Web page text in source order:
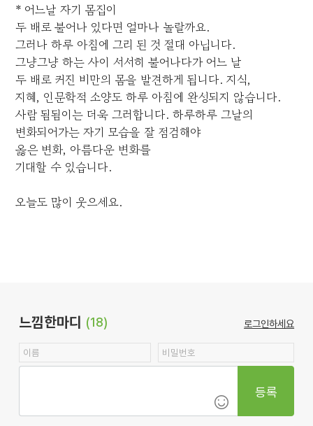
* 어느날 자기 몸집이
두 배로 불어나 있다면 얼마나 놀랄까요.
그러나 하루 아침에 그리 된 것 절대 아닙니다.
그냥그냥 하는 사이 서서히 불어나다가 어느 날
두 배로 커진 비만의 몸을 발견하게 됩니다. 지식,
지혜, 인문학적 소양도 하루 아침에 완성되지 않습니다.
사람 됨됨이는 더욱 그러합니다. 하루하루 그날의
변화되어가는 자기 모습을 잘 점검해야
옳은 변화, 아름다운 변화를
기대할 수 있습니다.
오늘도 많이 웃으세요.
느낌한마디 (18) 로그인하세요
등록